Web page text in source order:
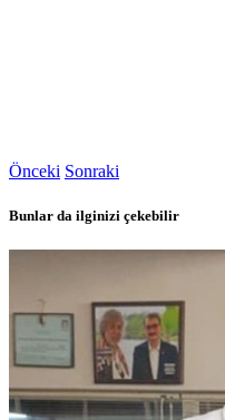
Önceki Sonraki
Bunlar da ilginizi çekebilir